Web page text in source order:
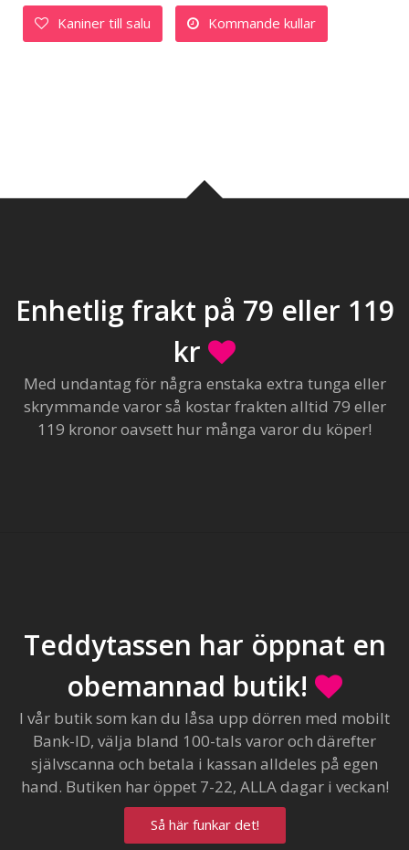
Kaniner till salu Kommande kullar
Enhetlig frakt på 79 eller 119
kr
Med undantag för några enstaka extra tunga eller
skrymmande varor så kostar frakten alltid 79 eller
119 kronor oavsett hur många varor du köper!
Teddytassen har öppnat en
obemannad butik!
I vår butik som kan du låsa upp dörren med mobilt
Bank-ID, välja bland 100-tals varor och därefter
självscanna och betala i kassan alldeles på egen
hand. Butiken har öppet 7-22, ALLA dagar i veckan!
Så här funkar det!